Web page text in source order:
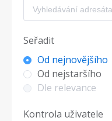
Seřadit
Od nejnovějšího
Od nejstaršího
Dle relevance
Kontrola uživatele